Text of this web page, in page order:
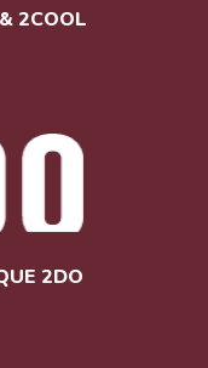
2COOL
2DO